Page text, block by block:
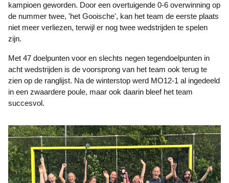
kampioen geworden. Door een overtuigende 0-6 overwinning op
de nummer twee, 'het Gooische', kan het team de eerste plaats
niet meer verliezen, terwijl er nog twee wedstrijden te spelen
zijn.
Met 47 doelpunten voor en slechts negen tegendoelpunten in
acht wedstrijden is de voorsprong van het team ook terug te
zien op de ranglijst. Na de winterstop werd MO12-1 al ingedeeld
in een zwaardere poule, maar ook daarin bleef het team
succesvol.